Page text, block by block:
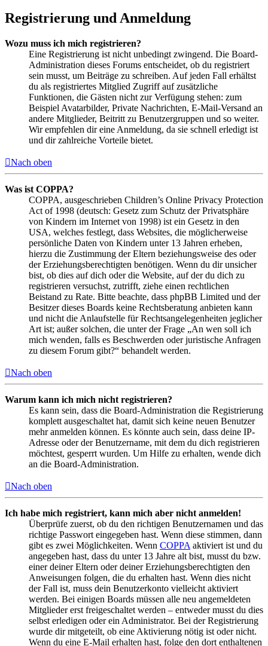
Registrierung und Anmeldung
Wozu muss ich mich registrieren?
Eine Registrierung ist nicht unbedingt zwingend. Die Board-
Administration dieses Forums entscheidet, ob du registriert
sein musst, um Beiträge zu schreiben. Auf jeden Fall erhältst
du als registriertes Mitglied Zugriff auf zusätzliche
Funktionen, die Gästen nicht zur Verfügung stehen: zum
Beispiel Avatarbilder, Private Nachrichten, E-Mail-Versand an
andere Mitglieder, Beitritt zu Benutzergruppen und so weiter.
Wir empfehlen dir eine Anmeldung, da sie schnell erledigt ist
und dir zahlreiche Vorteile bietet.
Nach oben
Was ist COPPA?
COPPA, ausgeschrieben Children’s Online Privacy Protection
Act of 1998 (deutsch: Gesetz zum Schutz der Privatsphäre
von Kindern im Internet von 1998) ist ein Gesetz in den
USA, welches festlegt, dass Websites, die möglicherweise
persönliche Daten von Kindern unter 13 Jahren erheben,
hierzu die Zustimmung der Eltern beziehungsweise des oder
der Erziehungsberechtigten benötigen. Wenn du dir unsicher
bist, ob dies auf dich oder die Website, auf der du dich zu
registrieren versuchst, zutrifft, ziehe einen rechtlichen
Beistand zu Rate. Bitte beachte, dass phpBB Limited und der
Besitzer dieses Boards keine Rechtsberatung anbieten kann
und nicht die Anlaufstelle für Rechtsangelegenheiten jeglicher
Art ist; außer solchen, die unter der Frage „An wen soll ich
mich wenden, falls es Beschwerden oder juristische Anfragen
zu diesem Forum gibt?“ behandelt werden.
Nach oben
Warum kann ich mich nicht registrieren?
Es kann sein, dass die Board-Administration die Registrierung
komplett ausgeschaltet hat, damit sich keine neuen Benutzer
mehr anmelden können. Es könnte auch sein, dass deine IP-
Adresse oder der Benutzername, mit dem du dich registrieren
möchtest, gesperrt wurden. Um Hilfe zu erhalten, wende dich
an die Board-Administration.
Nach oben
Ich habe mich registriert, kann mich aber nicht anmelden!
Überprüfe zuerst, ob du den richtigen Benutzernamen und das
richtige Passwort eingegeben hast. Wenn diese stimmen, dann
gibt es zwei Möglichkeiten. Wenn COPPA aktiviert ist und du
angegeben hast, dass du unter 13 Jahre alt bist, musst du bzw.
einer deiner Eltern oder deiner Erziehungsberechtigten den
Anweisungen folgen, die du erhalten hast. Wenn dies nicht
der Fall ist, muss dein Benutzerkonto vielleicht aktiviert
werden. Bei einigen Boards müssen alle neu angemeldeten
Mitglieder erst freigeschaltet werden – entweder musst du dies
selbst erledigen oder ein Administrator. Bei der Registrierung
wurde dir mitgeteilt, ob eine Aktivierung nötig ist oder nicht.
Wenn du eine E-Mail erhalten hast, folge den dort enthaltenen